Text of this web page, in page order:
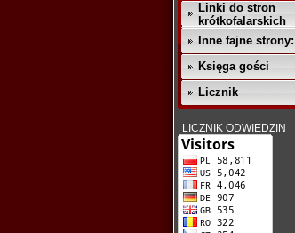
Linki do stron
krótkofalarskich
Inne fajne strony:
Księga gości
Licznik
LICZNIK ODWIEDZIN